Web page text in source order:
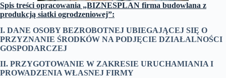
Spis treści opracowania „BIZNESPLAN firma budowlana z
produkcją siatki ogrodzeniowej”:
I. DANE OSOBY BEZROBOTNEJ UBIEGAJĄCEJ SIĘ O
PRZYZNANIE ŚRODKÓW NA PODJĘCIE DZIAŁALNOŚCI
GOSPODARCZEJ
II. PRZYGOTOWANIE W ZAKRESIE URUCHAMIANIA I
PROWADZENIA WŁASNEJ FIRMY